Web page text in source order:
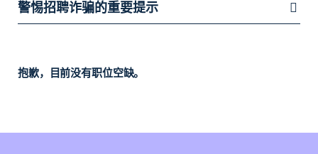
警惕招聘诈骗的重要提示
抱歉，目前没有职位空缺。